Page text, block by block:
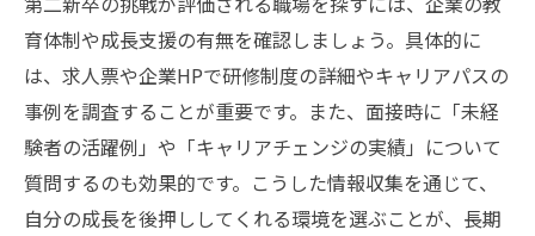
育体制や成長支援の有無を確認しましょう。具体的に
は、求人票や企業HPで研修制度の詳細やキャリアパスの
事例を調査することが重要です。また、面接時に「未経
験者の活躍例」や「キャリアチェンジの実績」について
質問するのも効果的です。こうした情報収集を通じて、
自分の成長を後押ししてくれる環境を選ぶことが、長期